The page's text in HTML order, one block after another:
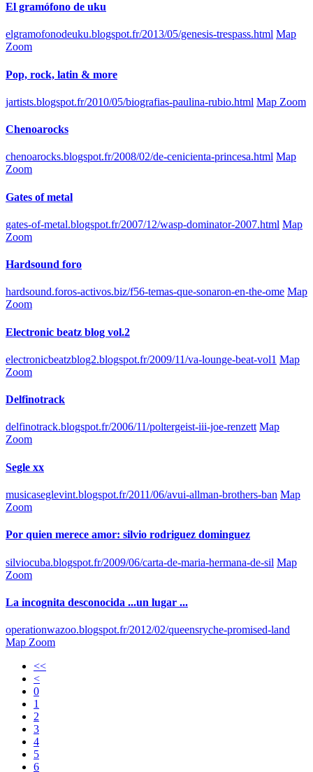
El gramófono de uku
elgramofonodeuku.blogspot.fr/2013/05/genesis-trespass.html Map
Zoom
Pop, rock, latin & more
jartists.blogspot.fr/2010/05/biografias-paulina-rubio.html Map Zoom
Chenoarocks
chenoarocks.blogspot.fr/2008/02/de-cenicienta-princesa.html Map
Zoom
Gates of metal
gates-of-metal.blogspot.fr/2007/12/wasp-dominator-2007.html Map
Zoom
Hardsound foro
hardsound.foros-activos.biz/f56-temas-que-sonaron-en-the-ome Map
Zoom
Electronic beatz blog vol.2
electronicbeatzblog2.blogspot.fr/2009/11/va-lounge-beat-vol1 Map
Zoom
Delfinotrack
delfinotrack.blogspot.fr/2006/11/poltergeist-iii-joe-renzett Map
Zoom
Segle xx
musicaseglevint.blogspot.fr/2011/06/avui-allman-brothers-ban Map
Zoom
Por quien merece amor: silvio rodriguez dominguez
silviocuba.blogspot.fr/2009/06/carta-de-maria-hermana-de-sil Map
Zoom
La incognita desconocida ...un lugar ...
operationwazoo.blogspot.fr/2012/02/queensryche-promised-land
Map Zoom
<<
<
0
1
2
3
4
5
6